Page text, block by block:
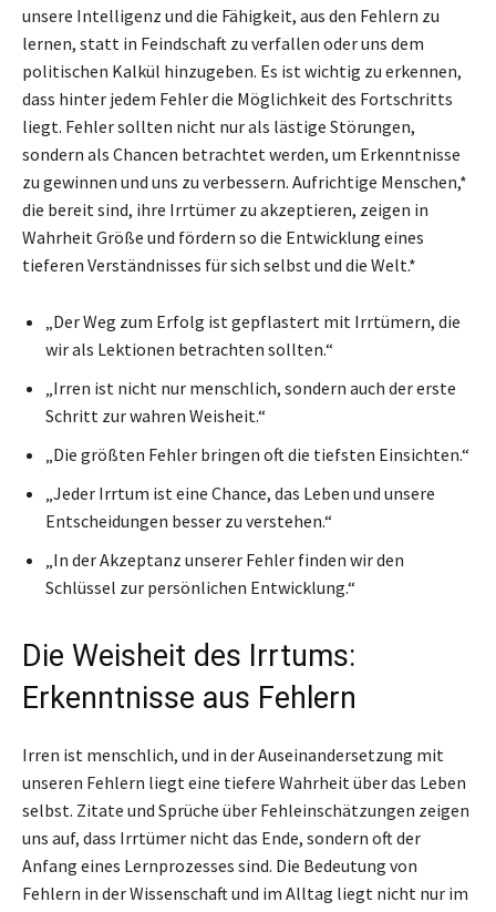
unsere Intelligenz und die Fähigkeit, aus den Fehlern zu
lernen, statt in Feindschaft zu verfallen oder uns dem
politischen Kalkül hinzugeben. Es ist wichtig zu erkennen,
dass hinter jedem Fehler die Möglichkeit des Fortschritts
liegt. Fehler sollten nicht nur als lästige Störungen,
sondern als Chancen betrachtet werden, um Erkenntnisse
zu gewinnen und uns zu verbessern. Aufrichtige Menschen,*
die bereit sind, ihre Irrtümer zu akzeptieren, zeigen in
Wahrheit Größe und fördern so die Entwicklung eines
tieferen Verständnisses für sich selbst und die Welt.*
„Der Weg zum Erfolg ist gepflastert mit Irrtümern, die
wir als Lektionen betrachten sollten.“
„Irren ist nicht nur menschlich, sondern auch der erste
Schritt zur wahren Weisheit.“
„Die größten Fehler bringen oft die tiefsten Einsichten.“
„Jeder Irrtum ist eine Chance, das Leben und unsere
Entscheidungen besser zu verstehen.“
„In der Akzeptanz unserer Fehler finden wir den
Schlüssel zur persönlichen Entwicklung.“
Die Weisheit des Irrtums:
Erkenntnisse aus Fehlern
Irren ist menschlich, und in der Auseinandersetzung mit
unseren Fehlern liegt eine tiefere Wahrheit über das Leben
selbst. Zitate und Sprüche über Fehleinschätzungen zeigen
uns auf, dass Irrtümer nicht das Ende, sondern oft der
Anfang eines Lernprozesses sind. Die Bedeutung von
Fehlern in der Wissenschaft und im Alltag liegt nicht nur im